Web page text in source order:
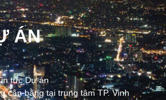
ÁN
tức Dự án
cân bằng tại trung tâm TP. Vinh